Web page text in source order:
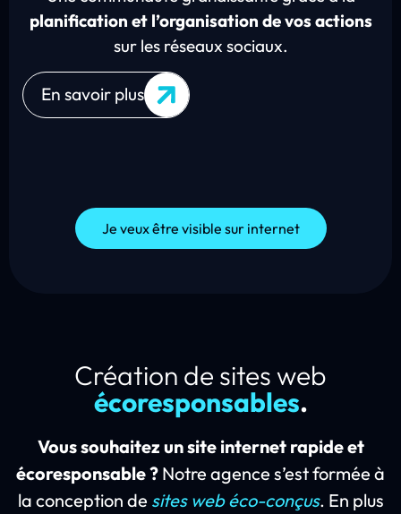
planification et l’organisation de vos actions
sur les réseaux sociaux.
En savoir plus
Je veux être visible sur internet
Création de sites web
écoresponsables.
Vous souhaitez un site internet rapide et
écoresponsable ? Notre agence s’est formée à
la conception de sites web éco-conçus. En plus